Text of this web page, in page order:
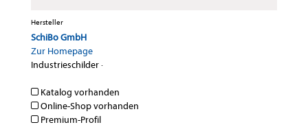
Hersteller
SchiBo GmbH
Zur Homepage
Industrieschilder·
Katalog vorhanden
Online-Shop vorhanden
Premium-Profil